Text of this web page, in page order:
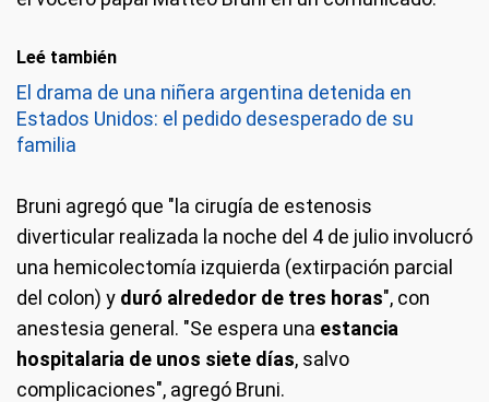
Leé también
El drama de una niñera argentina detenida en
Estados Unidos: el pedido desesperado de su
familia
Bruni agregó que "la cirugía de estenosis
diverticular realizada la noche del 4 de julio involucró
una hemicolectomía izquierda (extirpación parcial
del colon) y duró alrededor de tres horas", con
anestesia general. "Se espera una estancia
hospitalaria de unos siete días, salvo
complicaciones", agregó Bruni.